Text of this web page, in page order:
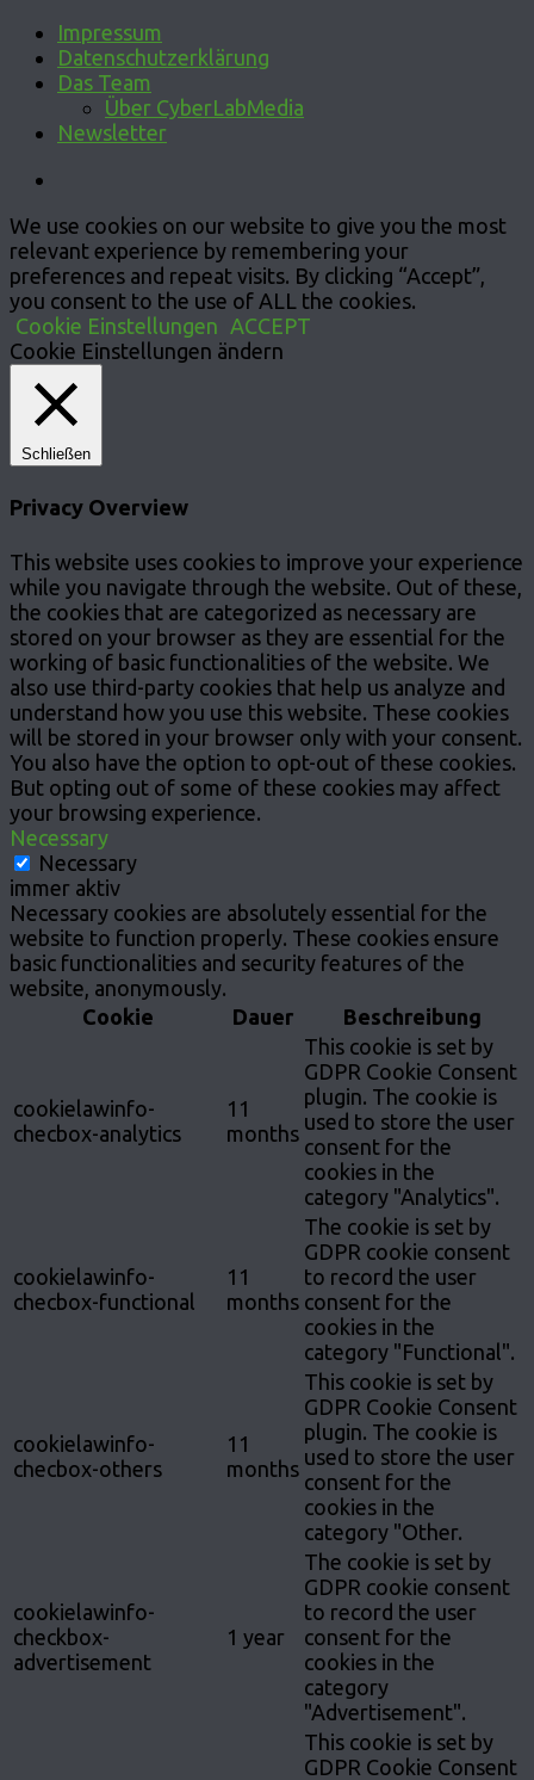
Impressum
Datenschutzerklärung
Das Team
Über CyberLabMedia
Newsletter
We use cookies on our website to give you the most
relevant experience by remembering your
preferences and repeat visits. By clicking “Accept”,
you consent to the use of ALL the cookies.
Cookie Einstellungen ACCEPT
Cookie Einstellungen ändern
Schließen
Privacy Overview
This website uses cookies to improve your experience
while you navigate through the website. Out of these,
the cookies that are categorized as necessary are
stored on your browser as they are essential for the
working of basic functionalities of the website. We
also use third-party cookies that help us analyze and
understand how you use this website. These cookies
will be stored in your browser only with your consent.
You also have the option to opt-out of these cookies.
But opting out of some of these cookies may affect
your browsing experience.
Necessary
Necessary
immer aktiv
Necessary cookies are absolutely essential for the
website to function properly. These cookies ensure
basic functionalities and security features of the
website, anonymously.
Cookie
Dauer Beschreibung
cookielawinfo-
checbox-analytics
11
months
This cookie is set by
GDPR Cookie Consent
plugin. The cookie is
used to store the user
consent for the
cookies in the
category "Analytics".
cookielawinfo-
checbox-functional
11
months
The cookie is set by
GDPR cookie consent
to record the user
consent for the
cookies in the
category "Functional".
cookielawinfo-
checbox-others
11
months
This cookie is set by
GDPR Cookie Consent
plugin. The cookie is
used to store the user
consent for the
cookies in the
category "Other.
cookielawinfo-
checkbox-
advertisement
1 year
The cookie is set by
GDPR cookie consent
to record the user
consent for the
cookies in the
category
"Advertisement".
This cookie is set by
GDPR Cookie Consent